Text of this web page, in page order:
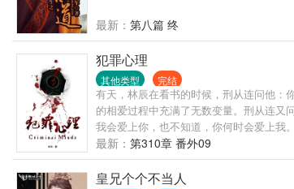
最新： 第八篇 终
犯罪心理
其他类型 完结
有天，林辰在看书的时候，刑从连问他：
的相爱过程中充满了无数变量。刑从连
我会爱上你，也不知道，你何时会爱上我。
最新： 第310章 番外09
皇兄个个不当人